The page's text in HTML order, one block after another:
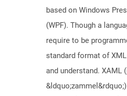
based on Windows
(WPF). Though a
require to be
standard format of
and understand. XAML